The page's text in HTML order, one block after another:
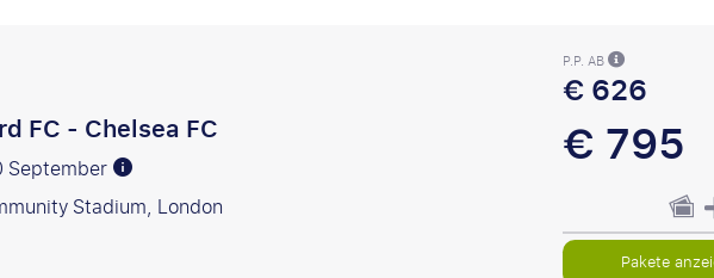
FC - Chelsea FC
September
Stadium, London
P.P. AB
€ 626
€ 795
Pakete